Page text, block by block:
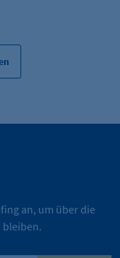
Unternehmen
an, um über die
bleiben.